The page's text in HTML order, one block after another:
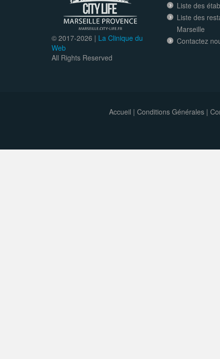
© 2017-2026 | La Clinique du
Web
All Rights Reserved
Liste des
Liste des
Marseille
Contactez
Accueil | Conditions Générales|